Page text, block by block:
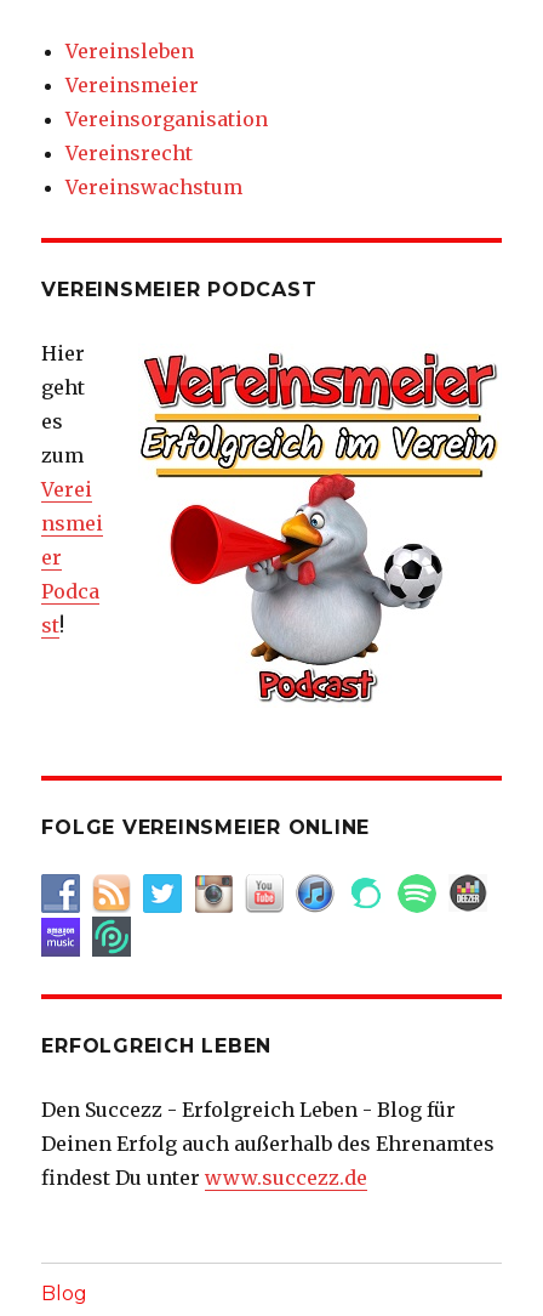
Vereinsleben
Vereinsmeier
Vereinsorganisation
Vereinsrecht
Vereinswachstum
VEREINSMEIER PODCAST
Hier
geht
es
zum
Verei
nsmei
er
Podca
st!
FOLGE VEREINSMEIER ONLINE
ERFOLGREICH LEBEN
Den Succezz - Erfolgreich Leben - Blog für
Deinen Erfolg auch außerhalb des Ehrenamtes
findest Du unterwww.succezz.de
Blog